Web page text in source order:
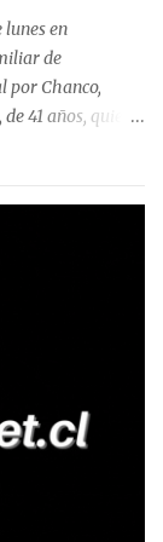
se registró en
en
de
por Chanco,
41 años, quien
horas en el
medio de la
empujado al